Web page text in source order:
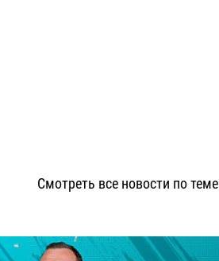
Смотреть все новости по теме